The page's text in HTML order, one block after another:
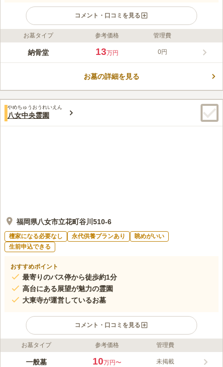
コメント・口コミを見る
ライフドット編集部のコメント
信行寺は福岡市都心部から約30分ほどで行ける、糟屋郡宇美町に
アクセスも良好。境内には広々としたバリアフリー設計の納骨堂
備。個別納骨壇はご夫婦やご家族で利用できます。1人でも利用
できる個別納骨は13万円/一人と大変安価で、法名帳に名前を記
し、日々の読経が響くなかで丁寧にご供養してもらえます。合同
口コミ評価
この霊園はまだ誰からも評価されていません。
お墓タイプ 参考価格 管理費
納骨堂 13万円 0円
お墓の詳細を見る
やめちゅうおうれいえん
八女中央霊園
福岡県八女市立花町谷川510-6
檀家になる必要なし 永代供養プランあり
眺めがいい
生前申込できる
おすすめポイント
最寄りのバス停から徒歩約1分
高台にある展望が魅力の霊園
大東寺が運営しているお墓
コメント・口コミを見る
ライフドット編集部のコメント
2002年6月にオープンした八女地区最大の霊園です。園内は平坦
お墓タイプ 参考価格 管理費
一般墓 10万円〜 未掲載